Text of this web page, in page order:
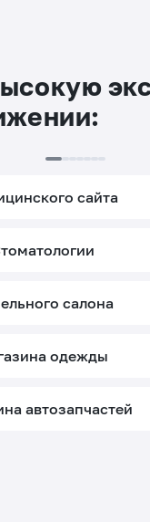
сайта
стоматологии
салона
одежды
автозапчастей